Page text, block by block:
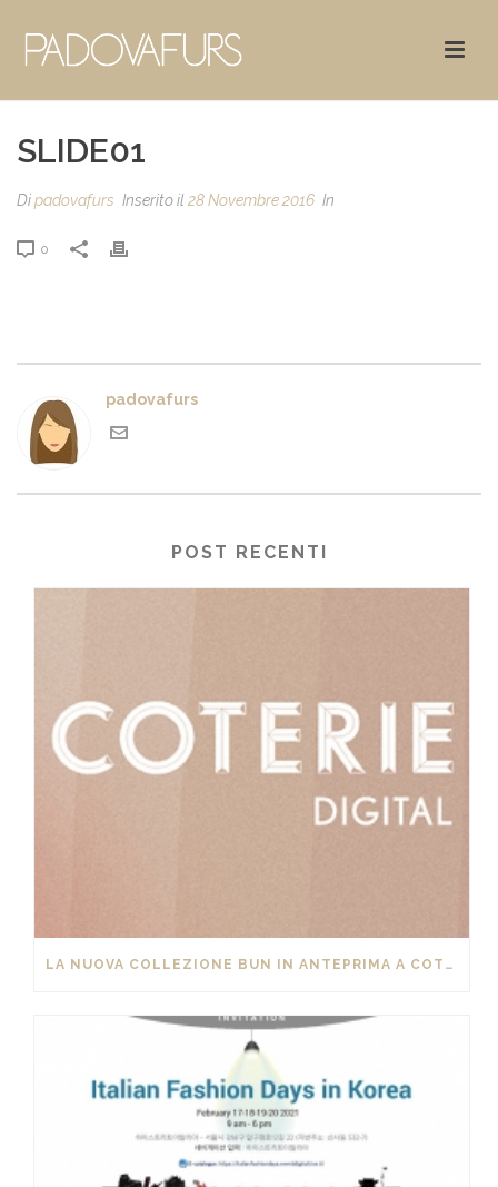
SLIDE01
Dipadovafurs Inserito il 28 Novembre 2016 In
0
padovafurs
POST RECENTI
LA NUOVA COLLEZIONE BUN IN ANTEPRIMA A COTERIE DIGITAL